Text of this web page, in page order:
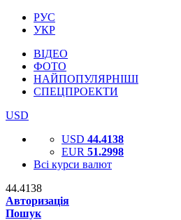
РУС
УКР
ВІДЕО
ФОТО
НАЙПОПУЛЯРНІШІ
СПЕЦПРОЕКТИ
USD
USD 44.4138
EUR 51.2998
Всі курси валют
44.4138
Авторизація
Пошук